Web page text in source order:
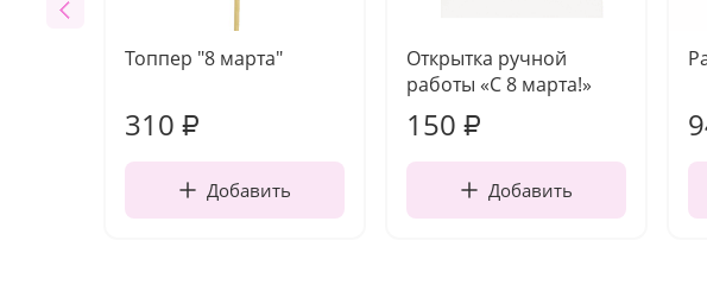
Топпер "8 марта"
310 ₽
Добавить
Открытка ручной
работы «С 8 марта!»
150 ₽
Добавить